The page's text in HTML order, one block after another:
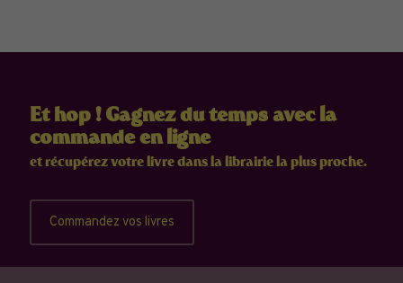
Et hop ! Gagnez du temps avec la
commande en ligne
et récupérez votre livre dans la librairie la plus proche.
Commandez vos livres